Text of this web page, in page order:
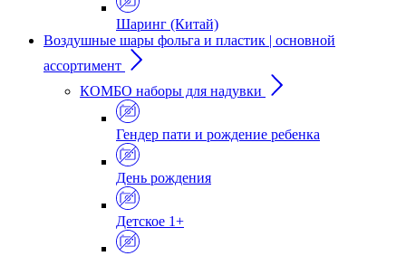
Шаринг (Китай)
Воздушные шары фольга и пластик | основной
ассортимент
КОМБО наборы для надувки
Гендер пати и рождение ребенка
День рождения
Детское 1+